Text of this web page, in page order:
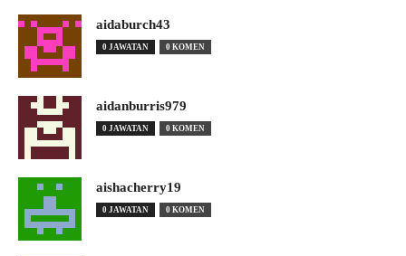
aidaburch43
0 JAWATAN 0 KOMEN
aidanburris979
0 JAWATAN 0 KOMEN
aishacherry19
0 JAWATAN 0 KOMEN